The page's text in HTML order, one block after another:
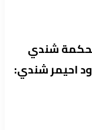
شندي
احيمر شندي: